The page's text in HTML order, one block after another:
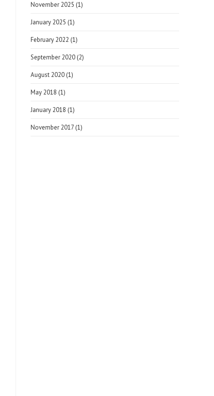
November 2025 (1)
January 2025 (1)
February 2022 (1)
September 2020 (2)
August 2020 (1)
May 2018 (1)
January 2018 (1)
November 2017 (1)